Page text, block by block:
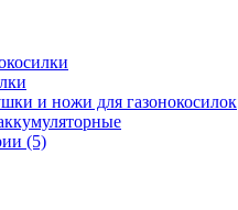
и ножи для газонокосилок
(5)